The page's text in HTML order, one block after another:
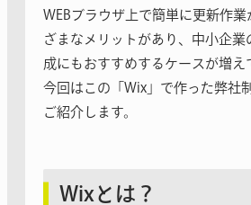
WEBブラウザ上で簡単に更新作業
ざまなメリットがあり、中小企業
成にもおすすめするケースが増え
今回はこの「Wix」で作った弊社
ご紹介します。
Wixとは？